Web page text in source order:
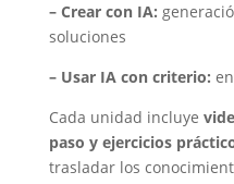
– Crear con IA:
soluciones
– Usar IA con criterio:
Cada unidad incluye
paso y ejercicios
trasladar los